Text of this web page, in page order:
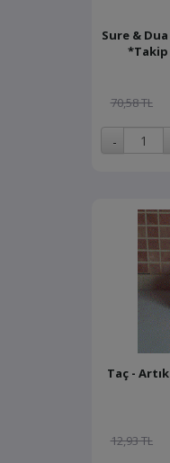
Sure &
*Takip
70,58 TL
Taç -
12,93 TL